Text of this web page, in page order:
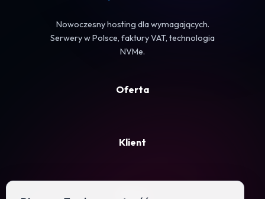
Nowoczesny hosting dla wymagających.
Serwery w Polsce, faktury VAT, technologia
NVMe.
Oferta
Klient
Firma